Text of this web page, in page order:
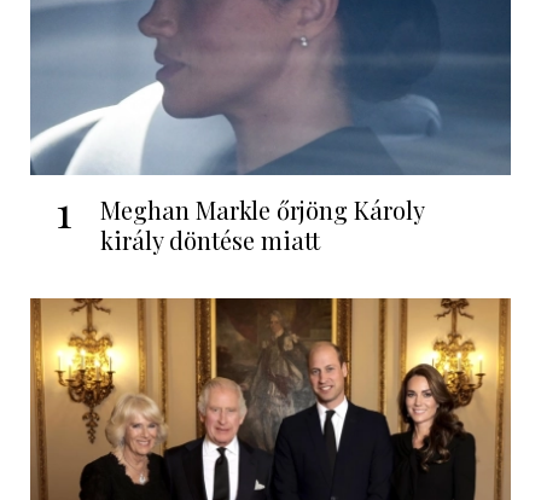
1
Meghan Markle őrjöng Károly
király döntése miatt